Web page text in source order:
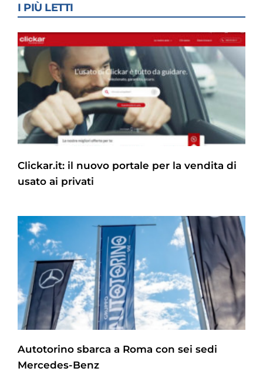
I PIÙ LETTI
Clickar.it: il nuovo portale per la vendita di
usato ai privati
Autotorino sbarca a Roma con sei sedi
Mercedes-Benz